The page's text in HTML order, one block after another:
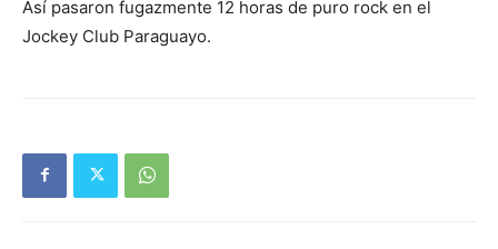
Así pasaron fugazmente 12 horas de puro rock en el
Jockey Club Paraguayo.